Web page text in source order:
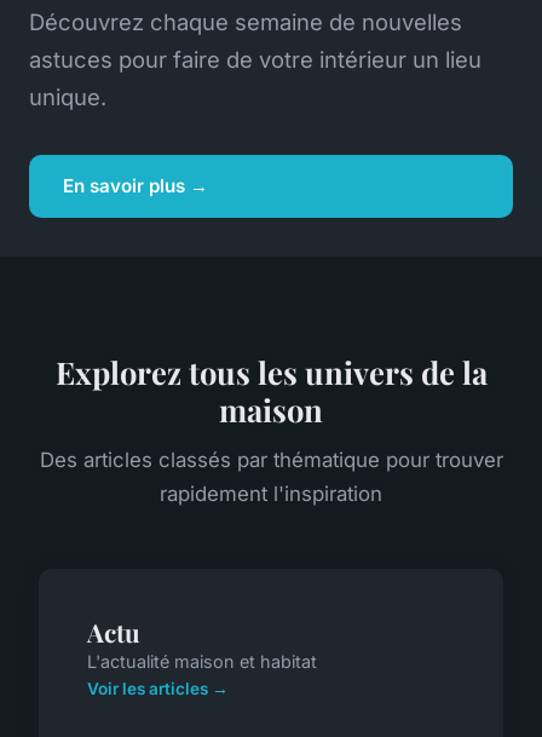
Découvrez chaque semaine de nouvelles
astuces pour faire de votre intérieur un lieu
unique.
En savoir plus →
Explorez tous les univers de la
maison
Des articles classés par thématique pour trouver
rapidement l'inspiration
Actu
L'actualité maison et habitat
Voir les articles →